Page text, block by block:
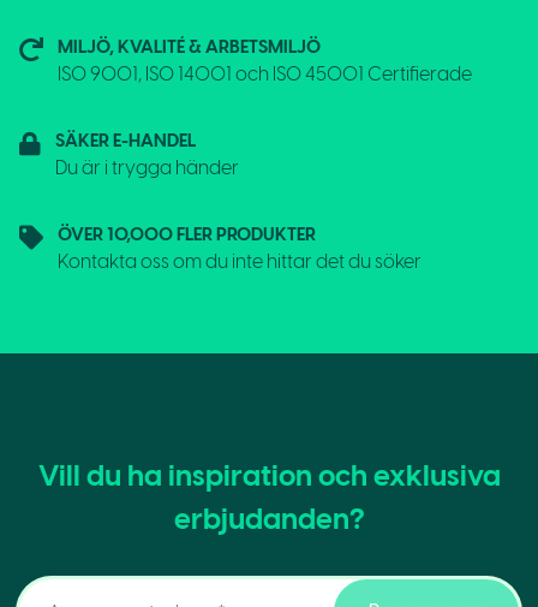
MILJÖ, KVALITÉ & ARBETSMILJÖ
ISO 9001, ISO 14001 och ISO 45001 Certifierade
SÄKER E-HANDEL
Du är i trygga händer
ÖVER 10,000 FLER PRODUKTER
Kontakta oss om du inte hittar det du söker
Vill du ha inspiration och exklusiva
erbjudanden?